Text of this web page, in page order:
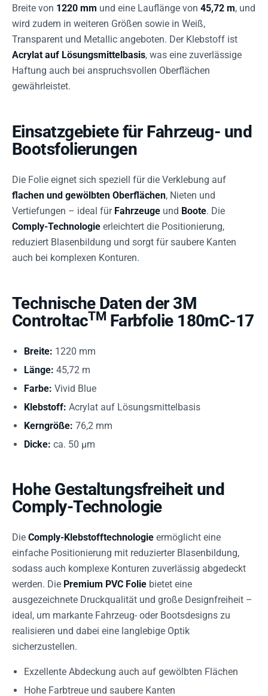
Breite von 1220 mm und eine Lauflänge von 45,72 m, und
wird zudem in weiteren Größen sowie in Weiß,
Transparent und Metallic angeboten. Der Klebstoff ist
Acrylat auf Lösungsmittelbasis, was eine zuverlässige
Haftung auch bei anspruchsvollen Oberflächen
gewährleistet.
Einsatzgebiete für Fahrzeug- und
Bootsfolierungen
Die Folie eignet sich speziell für die Verklebung auf
flachen und gewölbten Oberflächen, Nieten und
Vertiefungen – ideal für Fahrzeuge und Boote. Die
Comply-Technologie erleichtert die Positionierung,
reduziert Blasenbildung und sorgt für saubere Kanten
auch bei komplexen Konturen.
Technische Daten der 3M
ControltacTM Farbfolie 180mC-17
Breite: 1220 mm
Länge: 45,72 m
Farbe: Vivid Blue
Klebstoff: Acrylat auf Lösungsmittelbasis
Kerngröße: 76,2 mm
Dicke: ca. 50 µm
Hohe Gestaltungsfreiheit und
Comply-Technologie
Die Comply-Klebstofftechnologie ermöglicht eine
einfache Positionierung mit reduzierter Blasenbildung,
sodass auch komplexe Konturen zuverlässig abgedeckt
werden. Die Premium PVC Folie bietet eine
ausgezeichnete Druckqualität und große Designfreiheit –
ideal, um markante Fahrzeug- oder Bootsdesigns zu
realisieren und dabei eine langlebige Optik
sicherzustellen.
Exzellente Abdeckung auch auf gewölbten Flächen
Hohe Farbtreue und saubere Kanten